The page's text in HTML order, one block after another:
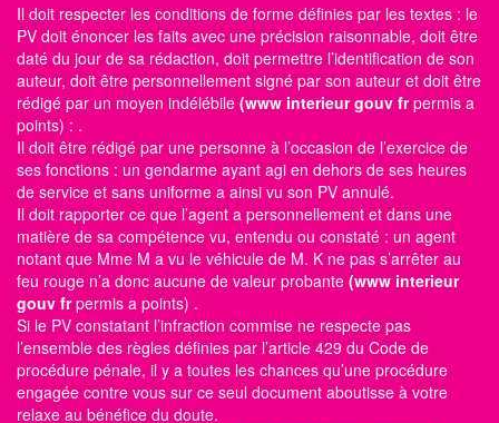
Il doit respecter les conditions de forme définies par les textes : le
PV doit énoncer les faits avec une précision raisonnable, doit être
daté du jour de sa rédaction, doit permettre l’identification de son
auteur, doit être personnellement signé par son auteur et doit être
rédigé par un moyen indélébile (www interieur gouv frpermis a
points) : .
Il doit être rédigé par une personne à l’occasion de l’exercice de
ses fonctions : un gendarme ayant agi en dehors de ses heures
de service et sans uniforme a ainsi vu son PV annulé.
Il doit rapporter ce que l’agent a personnellement et dans une
matière de sa compétence vu, entendu ou constaté : un agent
notant que Mme M a vu le véhicule de M. K ne pas s’arrêter au
feu rouge n’a donc aucune de valeur probante (www interieur
gouv frpermis a points) .
Si le PV constatant l’infraction commise ne respecte pas
l’ensemble des règles définies par l’article 429 du Code de
procédure pénale, il y a toutes les chances qu’une procédure
engagée contre vous sur ce seul document aboutisse à votre
relaxe au bénéfice du doute.